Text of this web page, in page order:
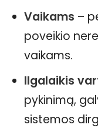
Vaikams –
poveikio
vaikams.
Ilgalaikis
pykinimą,
sistemos